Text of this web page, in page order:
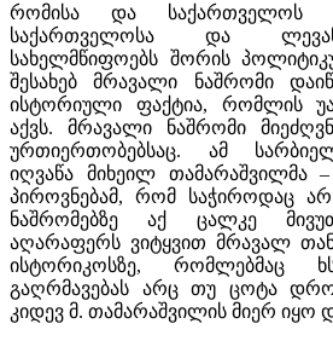
რომისა და საქართველოს
საქართველოსა და
სახელმწიფოებს შორის
შესახებ მრავალი ნაშრომი
ისტორიული ფაქტია, რომლის
აქვს. მრავალი ნაშრომი
ურთიერთობებსაც. ამ
იღვაწა მიხეილ თამარაშვილმა
პიროვნებამ, რომ საჭიროდაც არ
ნაშრომებზე აქ ცალკე
აღარაფერს ვიტყვით მრავალ
ისტორიკოსზე, რომლებმაც
გაღრმავებას არც თუ ცოტა
კიდევ მ. თამარაშვილის მიერ იყო